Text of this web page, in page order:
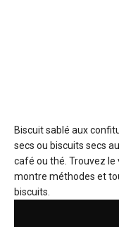
Biscuit sablé aux
secs ou biscuits secs
café ou thé. Trouvez
montre méthodes et
biscuits.